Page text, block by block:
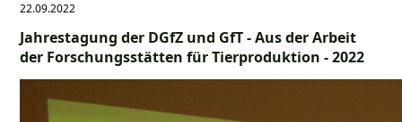
22.09.2022
Jahrestagung der DGfZ und GfT - Aus der Arbeit
der Forschungsstätten für Tierproduktion - 2022